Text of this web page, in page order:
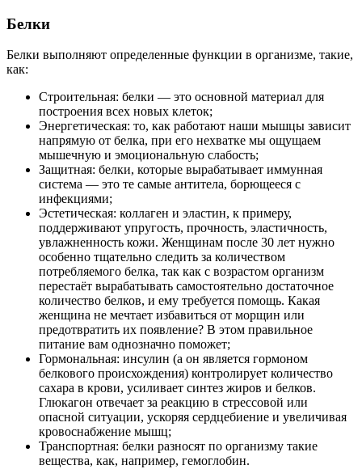
Белки
Белки выполняют определенные функции в организме, такие,
как:
Строительная: белки — это основной материал для
построения всех новых клеток;
Энергетическая: то, как работают наши мышцы зависит
напрямую от белка, при его нехватке мы ощущаем
мышечную и эмоциональную слабость;
Защитная: белки, которые вырабатывает иммунная
система — это те самые антитела, борющееся с
инфекциями;
Эстетическая: коллаген и эластин, к примеру,
поддерживают упругость, прочность, эластичность,
увлажненность кожи. Женщинам после 30 лет нужно
особенно тщательно следить за количеством
потребляемого белка, так как с возрастом организм
перестаёт вырабатывать самостоятельно достаточное
количество белков, и ему требуется помощь. Какая
женщина не мечтает избавиться от морщин или
предотвратить их появление? В этом правильное
питание вам однозначно поможет;
Гормональная: инсулин (а он является гормоном
белкового происхождения) контролирует количество
сахара в крови, усиливает синтез жиров и белков.
Глюкагон отвечает за реакцию в стрессовой или
опасной ситуации, ускоряя сердцебиение и увеличивая
кровоснабжение мышц;
Транспортная: белки разносят по организму такие
вещества, как, например, гемоглобин.